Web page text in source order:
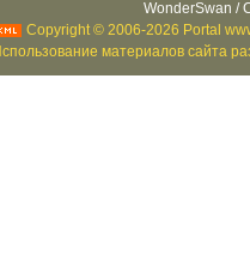
WonderSwan /
Copyright © 2006-2026 Portal
материалов сайта